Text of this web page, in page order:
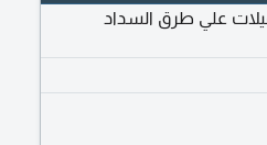
علي طرق السداد